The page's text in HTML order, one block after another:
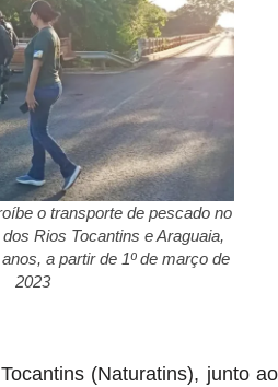
o transporte de pescado no
Rios Tocantins e Araguaia,
a partir de 1º de março de
2023
(Naturatins), junto ao